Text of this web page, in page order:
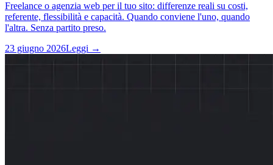
Freelance o agenzia web per il tuo sito: differenze reali su costi,
referente, flessibilità e capacità. Quando conviene l'uno, quando
l'altra. Senza partito preso.
23 giugno 2026Leggi →